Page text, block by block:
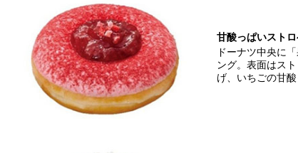
甘酸っぱいスト
ドーナツ中央に
ング。表面はス
げ、いちごの甘